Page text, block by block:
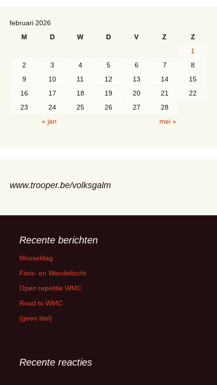
februari 2026
M
D W D V Z
Z
1
2
3 4 5 6 7
8
9
10 11 12 13 14
15
16
17 18 19 20 21
22
23
24 25 26 27
28
« jan
mei »
www.trooper.be/volksgalm
Recente berichten
Mosseldag
Fiets- en Wandeltocht
Open repetitie WMC
Road to WMC
(geen titel)
Recente reacties